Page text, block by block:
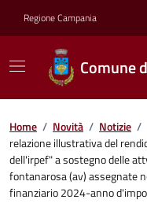
Regione Campania
Comune
Home / Novità / Notizie /
relazione illustrativa del
dell'irpef" a sostegno delle
fontanarosa (av) assegnate
finanziario 2024-anno